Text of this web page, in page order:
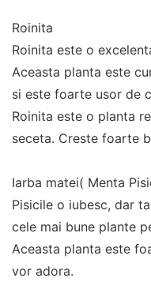
Roinita
Roinita este o
Aceasta planta este
si este foarte usor de
Roinita este o planta
seceta. Creste foarte
Iarba matei( Menta
Pisicile o iubesc, dar
cele mai bune plante
Aceasta planta este
vor adora.